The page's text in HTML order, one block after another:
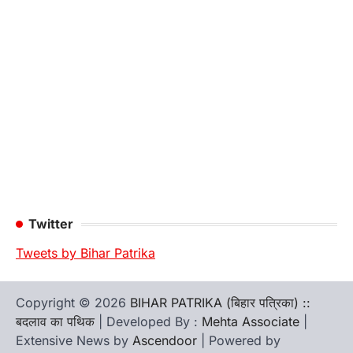
Twitter
Tweets by Bihar Patrika
Copyright © 2026 BIHAR PATRIKA (बिहार पत्रिका) ::
बदलाव का पथिक | Developed By : Mehta Associate
Extensive News by Ascendoor | Powered by